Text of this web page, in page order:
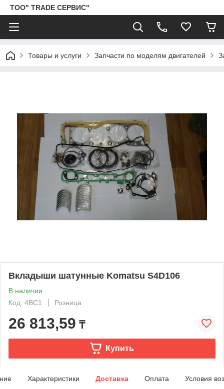
ТОО" TRADE СЕРВИС"
Товары и услуги Запчасти по моделям двигателей
Вкладыши шатунные Komatsu S4D106
В наличии
Код: 4BC1
Розница
26 813,59 ₸
Купить
Характеристики Доставка Оплата Условия